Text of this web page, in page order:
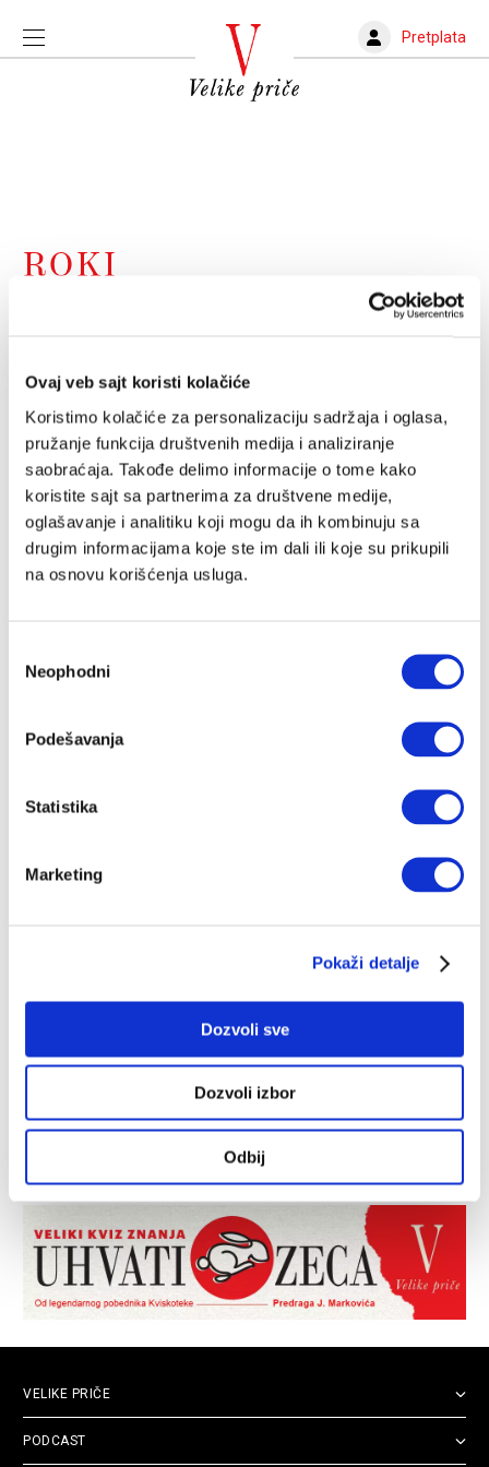
Ovaj veb sajt koristi kolačiće
Koristimo kolačiće za personalizaciju sadržaja i oglasa,
pružanje funkcija društvenih medija i analiziranje
saobraćaja. Takođe delimo informacije o tome kako
koristite sajt sa partnerima za društvene medije,
oglašavanje i analitiku koji mogu da ih kombinuju sa
drugim informacijama koje ste im dali ili koje su prikupili
na osnovu korišćenja usluga.
сагласности
Neophodni
Podešavanja
Statistika
Marketing
Pokaži detalje
Dozvoli sve
Dozvoli izbor
Odbij
Pretplata
ROKI
reči o rivalstvu koje je obeležilo kraj osamdesetih
VELIKE PRIČE
PODCAST